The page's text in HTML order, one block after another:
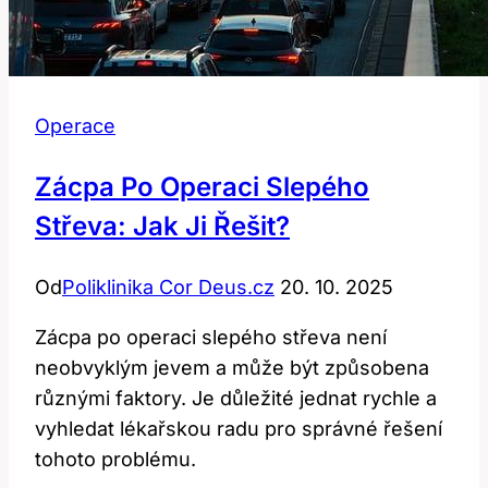
Operace
Zácpa Po Operaci Slepého
Střeva: Jak Ji Řešit?
OdPoliklinika Cor Deus.cz 20. 10. 2025
Zácpa po operaci slepého střeva není
neobvyklým jevem a může být způsobena
různými faktory. Je důležité jednat rychle a
vyhledat lékařskou radu pro správné řešení
tohoto problému.